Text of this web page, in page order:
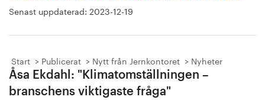
Senast uppdaterad: 2023-12-19
Start Publicerat Nytt från Jernkontoret Nyheter
Åsa Ekdahl: "Klimatomställningen –
branschens viktigaste fråga"